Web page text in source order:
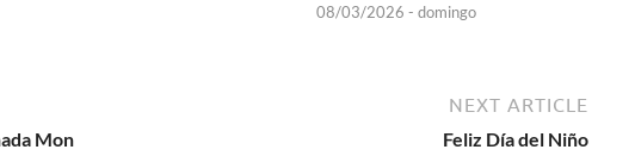
08/03/2026 - domingo
Mon
NEXT ARTICLE
Feliz Día del Niño